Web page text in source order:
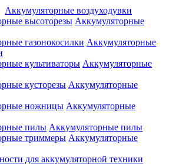
Аккумуляторные воздуходувки
Аккумуляторные
Аккумуляторные
Аккумуляторные
Аккумуляторные
Аккумуляторные
Аккумуляторные пилы
Аккумуляторные